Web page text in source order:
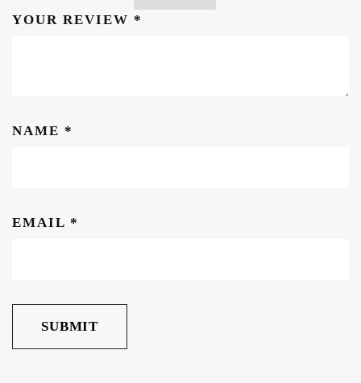
YOUR REVIEW *
NAME *
EMAIL *